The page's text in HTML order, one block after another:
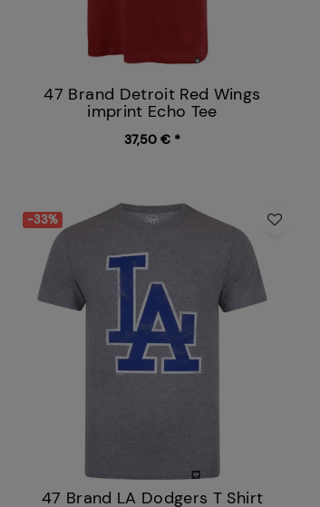
47 Brand Detroit Red Wings
imprint Echo Tee
37,50 € *
-33%
47 Brand LA Dodgers T Shirt